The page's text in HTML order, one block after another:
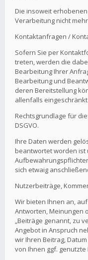
Die insoweit
Verarbeitung nicht
Kontaktanfragen /
Sofern Sie per
treten, werden die
Bearbeitung Ihrer
Bearbeitung und
deren Bereitstellung
allenfalls
Rechtsgrundlage für
DSGVO.
Ihre Daten werden
beantwortet worden ist
sich etwaig
Nutzerbeiträge,
Wir bieten Ihnen an,
Antworten, Meinungen
„Beiträge genannt, zu
Angebot in Anspruch
wir Ihren Beitrag,
von Ihnen ggf. genutzte